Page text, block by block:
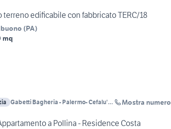
terreno edificabile con fabbricato TERC/18
(PA)
mq
Gabetti Bagheria - Palermo- Cefalu' -
Mostra numero
a Pollina - Residence Costa